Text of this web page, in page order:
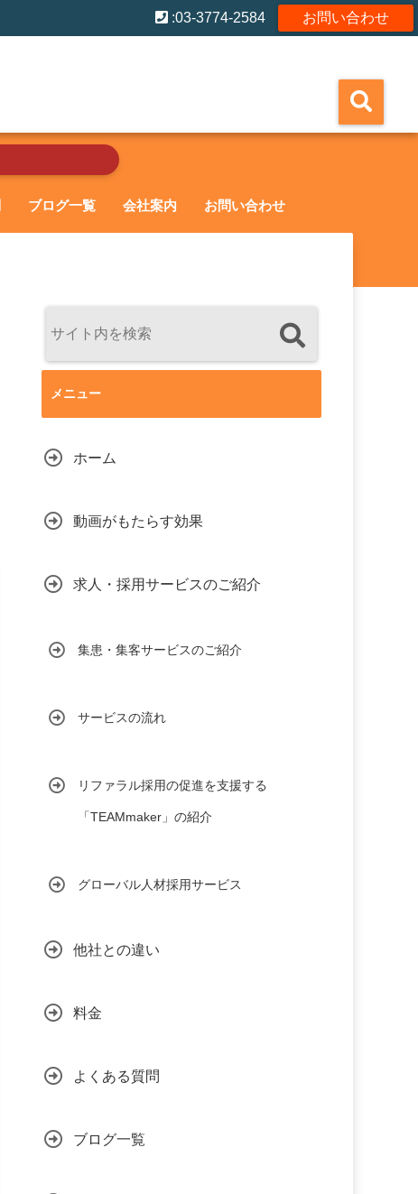
お問い合わせ
:03-3774-2584
ブログ一覧 会社案内 お問い合わせ
メニュー
ホーム
動画がもたらす効果
求人・採用サービスのご紹介
集患・集客サービスのご紹介
サービスの流れ
リファラル採用の促進を支援する
「TEAMmaker」の紹介
グローバル人材採用サービス
他社との違い
料金
よくある質問
ブログ一覧